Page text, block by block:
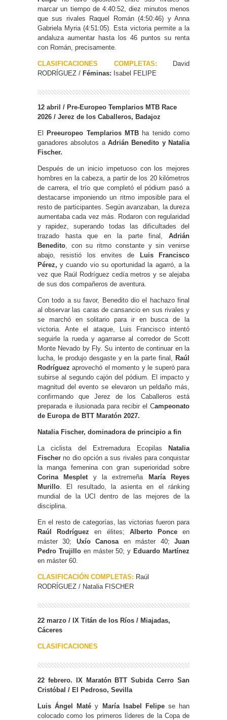
marcar un tiempo de 4:40:52, diez minutos menos
que sus rivales Raquel Román (4:50:46) y Anna
Gabriela Myria (4:51:05). Esta victoria permite a la
andaluza aumentar hasta los 46 puntos su renta
con Román, precisamente.
CLASIFICACIONES COMPLETAS: David
RODRÍGUEZ / Féminas: Isabel FELIPE
12 abril / Pre-Europeo Templarios MTB Race
2026 / Jerez de los Caballeros, Badajoz
El Preeuropeo Templarios MTB ha tenido como
ganadores absolutos a Adrián Benedito y Natalia
Fischer.
Después de un inicio impetuoso con los mejores
hombres en la cabeza, a partir de los 20 kilómetros
de carrera, el trío que completó el pódium pasó a
destacarse imponiendo un ritmo imposible para el
resto de participantes. Según avanzaban, la dureza
aumentaba cada vez más. Rodaron con regularidad
y rapidez, superando todas las dificultades del
trazado hasta que en la parte final, Adrián
Benedito , con su ritmo constante y sin venirse
abajo, resistió los envites de Luis Francisco
Pérez, y cuando vio su oportunidad la agarró, a la
vez que Raúl Rodríguez cedía metros y se alejaba
de sus dos compañeros de aventura.
Con todo a su favor, Benedito dio el hachazo final
al observar las caras de cansancio en sus rivales y
se marchó en solitario para ir en busca de la
victoria. Ante el ataque, Luis Francisco intentó
seguirle la rueda y agarrarse al corredor de Scott
Monte Nevado by Fly. Su intento de continuar en la
lucha, le produjo desgaste y en la parte final,
Raúl
Rodríguez aprovechó el momento y le superó para
subirse al segundo cajón del pódium. El impacto y
magnitud del evento se elevaron un peldaño más,
confirmando que Jerez de los Caballeros está
preparada e ilusionada para recibir el Campeonato
de Europa de BTT Maratón 2027.
Natalia Fischer, dominadora de principio a fin
La ciclista del Extremadura Ecopilas
Natalia
Fischer no dio opción a sus rivales para conquistar
la manga femenina con gran superioridad sobre
Corina Mesplet y la extremeña
María Reyes
Murillo . El resultado, la asienta en el ránking
mundial de la UCI dentro de las mejores de la
disciplina.
En el resto de categorías, las victorias fueron para
Raúl Rodríguez en élites; Alberto Ponceen
máster 30; Uxío Canosa en máster 40;Juan
Pedro Trujilloen máster 50; y Eduardo Martínez
en máster 60.
CLASIFICACIÓN COMPLETAS: Raúl
RODRÍGUEZ / Natalia FISCHER
22 marzo / IX Titán de los Ríos / Miajadas,
Cáceres
CLASIFICACIONES
22 febrero. IX Maratón BTT Subida Cerro San
Cristóbal / El Pedroso, Sevilla
Luis Ángel Maté y María Isabel Felipese han
colocado como los primeros líderes de la Copa de